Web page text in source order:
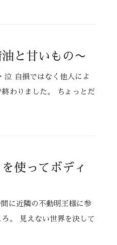
と甘いもの〜
泣 自損ではなく他人によ
わりました。 ちょっとだ
使ってボディ
に近隣の不動明王様に参
。 見えない世界を決して